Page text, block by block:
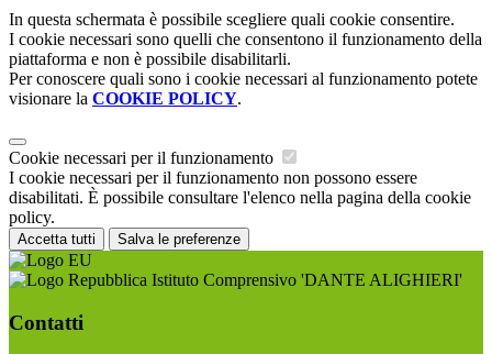
In questa schermata è possibile scegliere quali cookie consentire.
I cookie necessari sono quelli che consentono il funzionamento della
piattaforma e non è possibile disabilitarli.
Per conoscere quali sono i cookie necessari al funzionamento potete
visionare la COOKIE POLICY.
Cookie necessari per il funzionamento
I cookie necessari per il funzionamento non possono essere
disabilitati. È possibile consultare l'elenco nella pagina della cookie
policy.
Accetta tutti Salva le preferenze
Istituto Comprensivo 'DANTE ALIGHIERI'
Contatti